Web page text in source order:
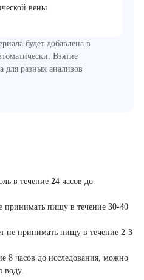
вены
будет добавлена в
Взятие
для разных анализов
в течение 24 часов до
принимать пищу в течение 30-40
не принимать пищу в течение 2-3
8 часов до исследования, можно
воду.